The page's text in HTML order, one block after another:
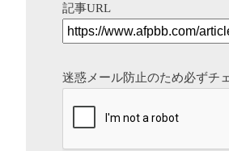
記事URL
迷惑メール防止のため必ずチ